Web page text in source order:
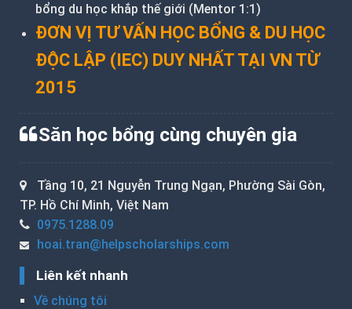
bổng du học khắp thế giới (Mentor 1:1)
ĐƠN VỊ TƯ VẤN HỌC BỔNG & DU HỌC
ĐỘC LẬP (IEC) DUY NHẤT TẠI VN TỪ
2015
Săn học bổng cùng chuyên gia
Tầng 10, 21 Nguyễn Trung Ngạn, Phường Sài Gòn,
TP. Hồ Chí Minh, Việt Nam
0975.1288.09
hoai.tran@helpscholarships.com
Liên kết nhanh
Về chúng tôi